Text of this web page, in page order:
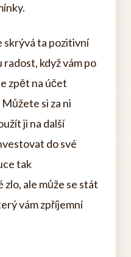
skrývá ta pozitivní
když vám po
zpět na účet
si za ni
ji na další
do své
tak
ale může se stát
vám zpříjemní